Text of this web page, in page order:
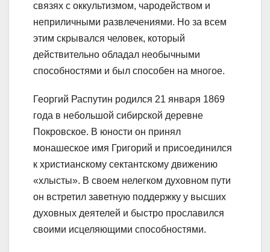
связях с оккультизмом, чародейством и
неприличными развлечениями. Но за всем
этим скрывался человек, который
действительно обладал необычными
способностями и был способен на многое.
Георгий Распутин родился 21 января 1869
года в небольшой сибирской деревне
Покровское. В юности он принял
монашеское имя Григорий и присоединился
к христианскому сектантскому движению
«хлысты». В своем нелегком духовном пути
он встретил заветную поддержку у высших
духовных деятелей и быстро прославился
своими исцеляющими способностями.